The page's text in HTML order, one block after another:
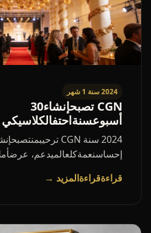
2024 سنة 1 شهر
CGN تصبحإنشاء30
أسبوعسنةاحتفالكلاسيكي
إحساسنعمةكلعالميدعم،
قراءةقراءةالمزيد →